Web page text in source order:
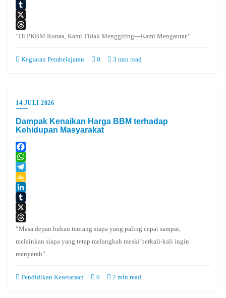
Classroom
LinkedIn
Tumblr
X
Threads
”Di PKBM Ronaa, Kami Tidak Menggiring—Kami Mengantar.”
Kegiatan Pembelajaran 0 3 min read
14 JULI 2026
Dampak Kenaikan Harga BBM terhadap
Kehidupan Masyarakat
Facebook
WhatsApp
Telegram
Google
Classroom
LinkedIn
Tumblr
X
Threads
“Masa depan bukan tentang siapa yang paling cepat sampai,
melainkan siapa yang tetap melangkah meski berkali-kali ingin
menyerah”
Pendidikan Kesetaraan 0 2 min read